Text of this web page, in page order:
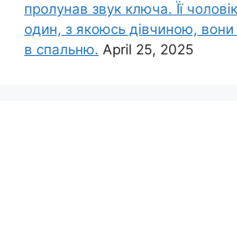
пролунав звук ключа. Її
один, з якоюсь дівчиною,
в спальню. April 25, 2025